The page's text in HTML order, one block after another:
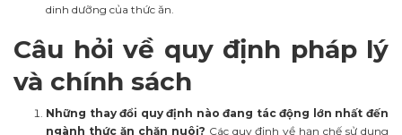
dinh dưỡng của thức ăn.
Câu hỏi về quy định pháp lý
và chính sách
Những thay đổi quy định nào đang tác động lớn nhất đến
ngành thức ăn chăn nuôi? Các quy định về hạn chế sử dụng